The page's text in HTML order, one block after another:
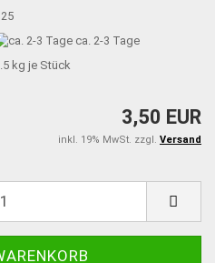
ca. 2-3 Tage
kg je Stück
3,50 EUR
inkl. 19% MwSt. zzgl. Versand